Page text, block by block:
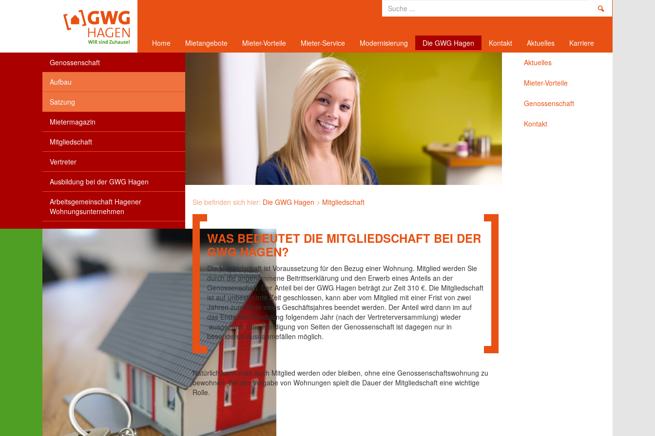
Home Mietangebote Mieter-Vorteile Mieter-Service Modernisierung Die GWG Hagen Kontakt Aktuelles
Karriere
Genossenschaft
Aufbau
Satzung
Mietermagazin
Mitgliedschaft
Vertreter
Ausbildung bei der GWG Hagen
Arbeitsgemeinschaft Hagener
Wohnungsunternehmen
Aktuelles
Mieter-Vorteile
Genossenschaft
Kontakt
Sie befinden sich hier: Die GWG Hagen > Mitgliedschaft
WAS BEDEUTET DIE MITGLIEDSCHAFT BEI DER
GWG HAGEN?
Die Mitgliedschaft ist Voraussetzung für den Bezug einer Wohnung. Mitglied werden Sie
durch die angenommene Beitrittserklärung und den Erwerb eines Anteils an der
Genossenschaft. Der Anteil bei der GWG Hagen beträgt zur Zeit 310 €. Die Mitgliedschaft
ist auf unbestimmte Zeit geschlossen, kann aber vom Mitglied mit einer Frist von zwei
Jahren zum Ende eines Geschäftsjahres beendet werden. Der Anteil wird dann im auf
das Ende der Kündigung folgendem Jahr (nach der Vertreterversammlung) wieder
ausgezahlt. Eine Kündigung von Seiten der Genossenschaft ist dagegen nur in
besonderen Ausnahmefällen möglich.
Natürlich kann man auch Mitglied werden oder bleiben, ohne eine Genossenschaftswohnung zu
bewohnen. Bei der Vergabe von Wohnungen spielt die Dauer der Mitgliedschaft eine wichtige
Rolle.